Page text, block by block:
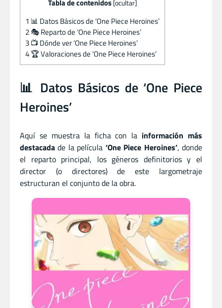
Tabla de contenidos [ocultar]
1 📊 Datos Básicos de ‘One Piece Heroines’
2🎭 Reparto de ‘One Piece Heroines’
3📺 Dónde ver ‘One Piece Heroines’
4🏆 Valoraciones de ‘One Piece Heroines’
📊 Datos Básicos de ‘One Piece
Heroines’
Aquí se muestra la ficha con la información más
destacada de la película ‘One Piece Heroines’, donde
el reparto principal, los géneros definitorios y el
director (o directores) de este largometraje
estructuran el conjunto de la obra.